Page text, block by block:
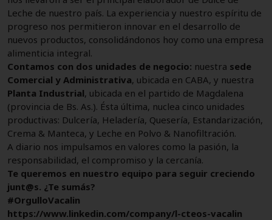
Leche de nuestro país. La experiencia y nuestro espíritu de
progreso nos permitieron innovar en el desarrollo de
nuevos productos, consolidándonos hoy como una empresa
alimenticia integral.
Contamos con dos unidades de negocio: nuestra sede
Comercial y Administrativa, ubicada en CABA, y nuestra
Planta Industrial, ubicada en el partido de Magdalena
(provincia de Bs. As.). Ésta última, nuclea cinco unidades
productivas: Dulcería, Heladería, Quesería, Estandarización,
Crema & Manteca, y Leche en Polvo & Nanofiltración.
A diario nos impulsamos en valores como la pasión, la
responsabilidad, el compromiso y la cercanía.
Te queremos en nuestro equipo para seguir creciendo
junt@s. ¿Te sumás?
#OrgulloVacalin
https://www.linkedin.com/company/l-cteos-vacalin